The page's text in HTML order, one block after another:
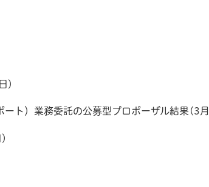
)
ート）業務委託の公募型プロポーザル結果(3
)